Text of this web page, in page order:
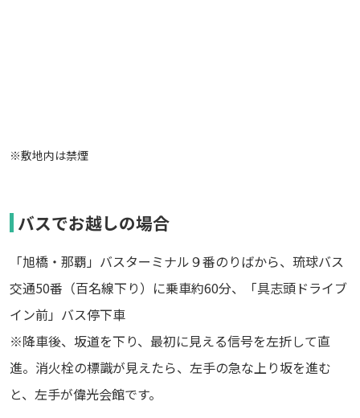
※敷地内は禁煙
バスでお越しの場合
「旭橋・那覇」バスターミナル９番のりばから、琉球バス
交通50番（百名線下り）に乗車約60分、「具志頭ドライブ
イン前」バス停下車
※降車後、坂道を下り、最初に見える信号を左折して直
進。消火栓の標識が見えたら、左手の急な上り坂を進む
と、左手が偉光会館です。